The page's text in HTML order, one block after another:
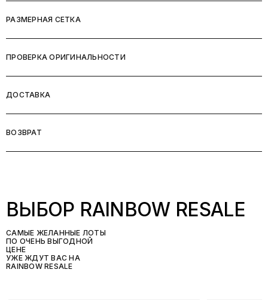
РАЗМЕРНАЯ СЕТКА
ПРОВЕРКА ОРИГИНАЛЬНОСТИ
ДОСТАВКА
ВОЗВРАТ
ВЫБОР RAINBOW RESALE
САМЫЕ ЖЕЛАННЫЕ ЛОТЫ
ПО ОЧЕНЬ ВЫГОДНОЙ
ЦЕНЕ
УЖЕ ЖДУТ ВАС НА
RAINBOW RESALE